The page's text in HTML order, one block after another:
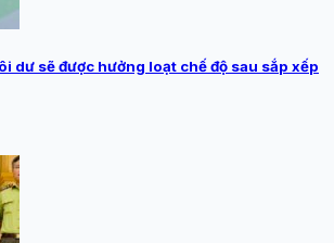
dư sẽ được hưởng loạt chế độ sau sắp xếp